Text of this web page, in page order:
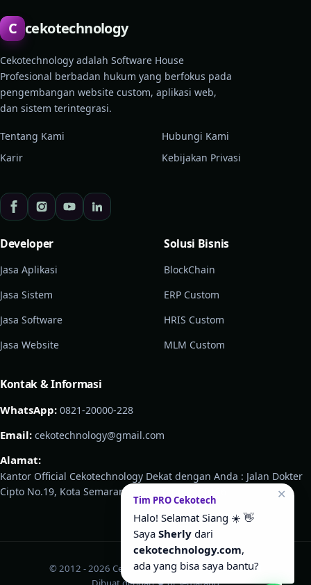
C cekotechnology
Cekotechnology adalah Software House
Profesional berbadan hukum yang berfokus pada
pengembangan website custom, aplikasi web,
dan sistem terintegrasi.
Tentang Kami
Hubungi Kami
Karir
Kebijakan Privasi
Developer
Jasa Aplikasi
Jasa Sistem
Jasa Software
Jasa Website
Solusi Bisnis
BlockChain
ERP Custom
HRIS Custom
MLM Custom
Kontak & Informasi
WhatsApp: 0821-20000-228
Email: cekotechnology@gmail.com
Alamat:
Kantor Official Cekotechnology Dekat dengan Anda : Jalan Dokter
Cipto No.19, Kota Semarang, Jawa Tengah 50126
© 2012 - 2026 Cekotechnology · All Right Reserved
✕
Tim PRO Cekotech
Halo! Selamat Siang ☀️ 👋
Saya Sherly dari
cekotechnology.com,
ada yang bisa saya bantu?